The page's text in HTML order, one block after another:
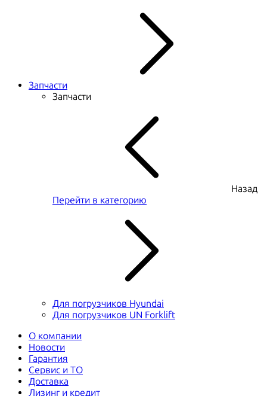
Запчасти
Запчасти
Назад
Перейти в категорию
Для погрузчиков Hyundai
Для погрузчиков UN Forklift
О компании
Новости
Гарантия
Сервис и ТО
Доставка
Лизинг и кредит